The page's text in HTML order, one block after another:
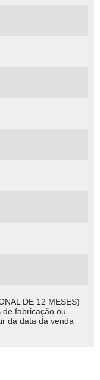
DE 12 MESES)
fabricação ou
da data da venda